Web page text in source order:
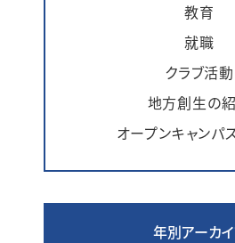
教育
就職
クラブ活動
地方創生の
オープンキャンパ
年別アーカ